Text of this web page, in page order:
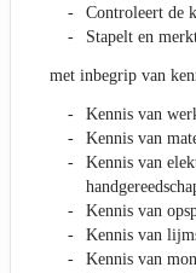
Controleert de
Stapelt en
met inbegrip van
Kennis van
Kennis van
Kennis van
Kennis van
Kennis van
Kennis van